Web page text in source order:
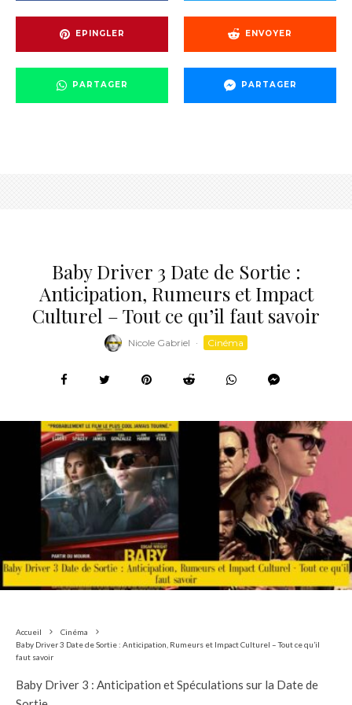
EPINGLER ENVOYER
PARTAGER PARTAGER
Baby Driver 3 Date de Sortie :
Anticipation, Rumeurs et Impact
Culturel – Tout ce qu’il faut savoir
Nicole Gabriel · Cinéma
Accueil
Cinéma
Baby Driver 3 Date de Sortie : Anticipation, Rumeurs et Impact Culturel – Tout ce qu’il
faut savoir
Baby Driver 3 : Anticipation et Spéculations sur la Date de